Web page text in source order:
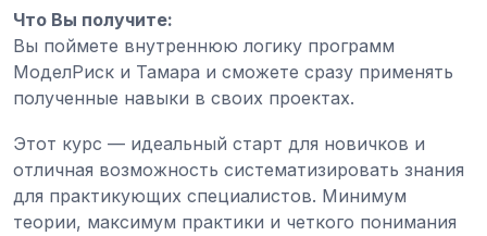
Что Вы получите:
Вы поймете внутреннюю логику программ
МоделРиск и Тамара и сможете сразу применять
полученные навыки в своих проектах.
Этот курс — идеальный старт для новичков и
отличная возможность систематизировать знания
для практикующих специалистов. Минимум
теории, максимум практики и четкого понимания